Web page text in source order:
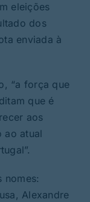
eleições
dos
enviada à
“a força que
que é
aos
ao atual
nomes:
Alexandre